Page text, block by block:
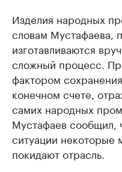
Изделия народных
словам Мустафаева,
изготавливаются
сложный процесс.
фактором
конечном счете,
самих народных
Мустафаев сообщил,
ситуации некоторые
покидают отрасль.